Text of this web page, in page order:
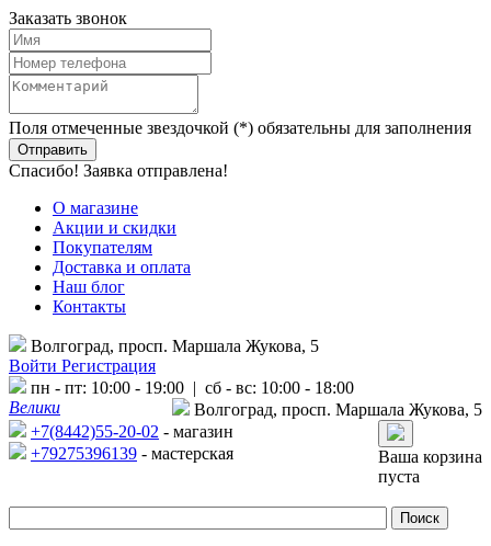
Заказать звонок
Поля отмеченные звездочкой (*) обязательны для заполнения
Спасибо! Заявка отправлена!
О магазине
Акции и скидки
Покупателям
Доставка и оплата
Наш блог
Контакты
Волгоград, просп. Маршала Жукова, 5
Войти Регистрация
пн - пт: 10:00 - 19:00 | сб - вс: 10:00 - 18:00
Велики
Волгоград, просп. Маршала Жукова, 5
+7(8442)55-20-02 - магазин
+79275396139 - мастерская
Ваша корзина
пуста